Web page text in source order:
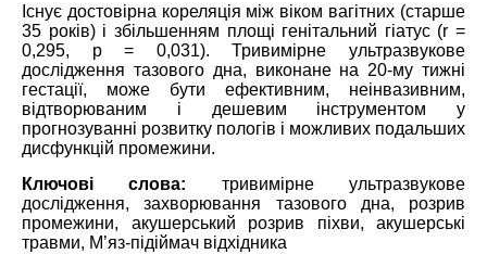
Існує достовірна кореляція між віком вагітних (старше
35 років) і збільшенням площі генітальний гіатус (r =
0,295, p = 0,031). Тривимірне ультразвукове
дослідження тазового дна, виконане на 20-му тижні
гестації, може бути ефективним, неінвазивним,
відтворюваним і дешевим інструментом у
прогнозуванні розвитку пологів і можливих подальших
дисфункцій промежини.
Ключові слова: тривимірне ультразвукове
дослідження, захворювання тазового дна, розрив
промежини, акушерський розрив піхви, акушерські
травми, М’яз-підіймач відхідника